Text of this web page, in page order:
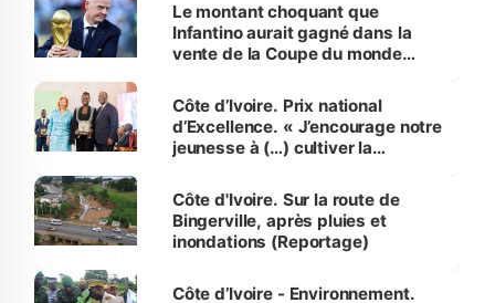
Le montant choquant que
Infantino aurait gagné dans la
vente de la Coupe du monde
Côte d’Ivoire. Prix national
d’Excellence. « J’encourage notre
jeunesse à (…) cultiver la
(Alassane Ouattara
Côte d'Ivoire. Sur la route de
Bingerville, après pluies et
inondations (Reportage)
Côte d’Ivoire - Environnement.